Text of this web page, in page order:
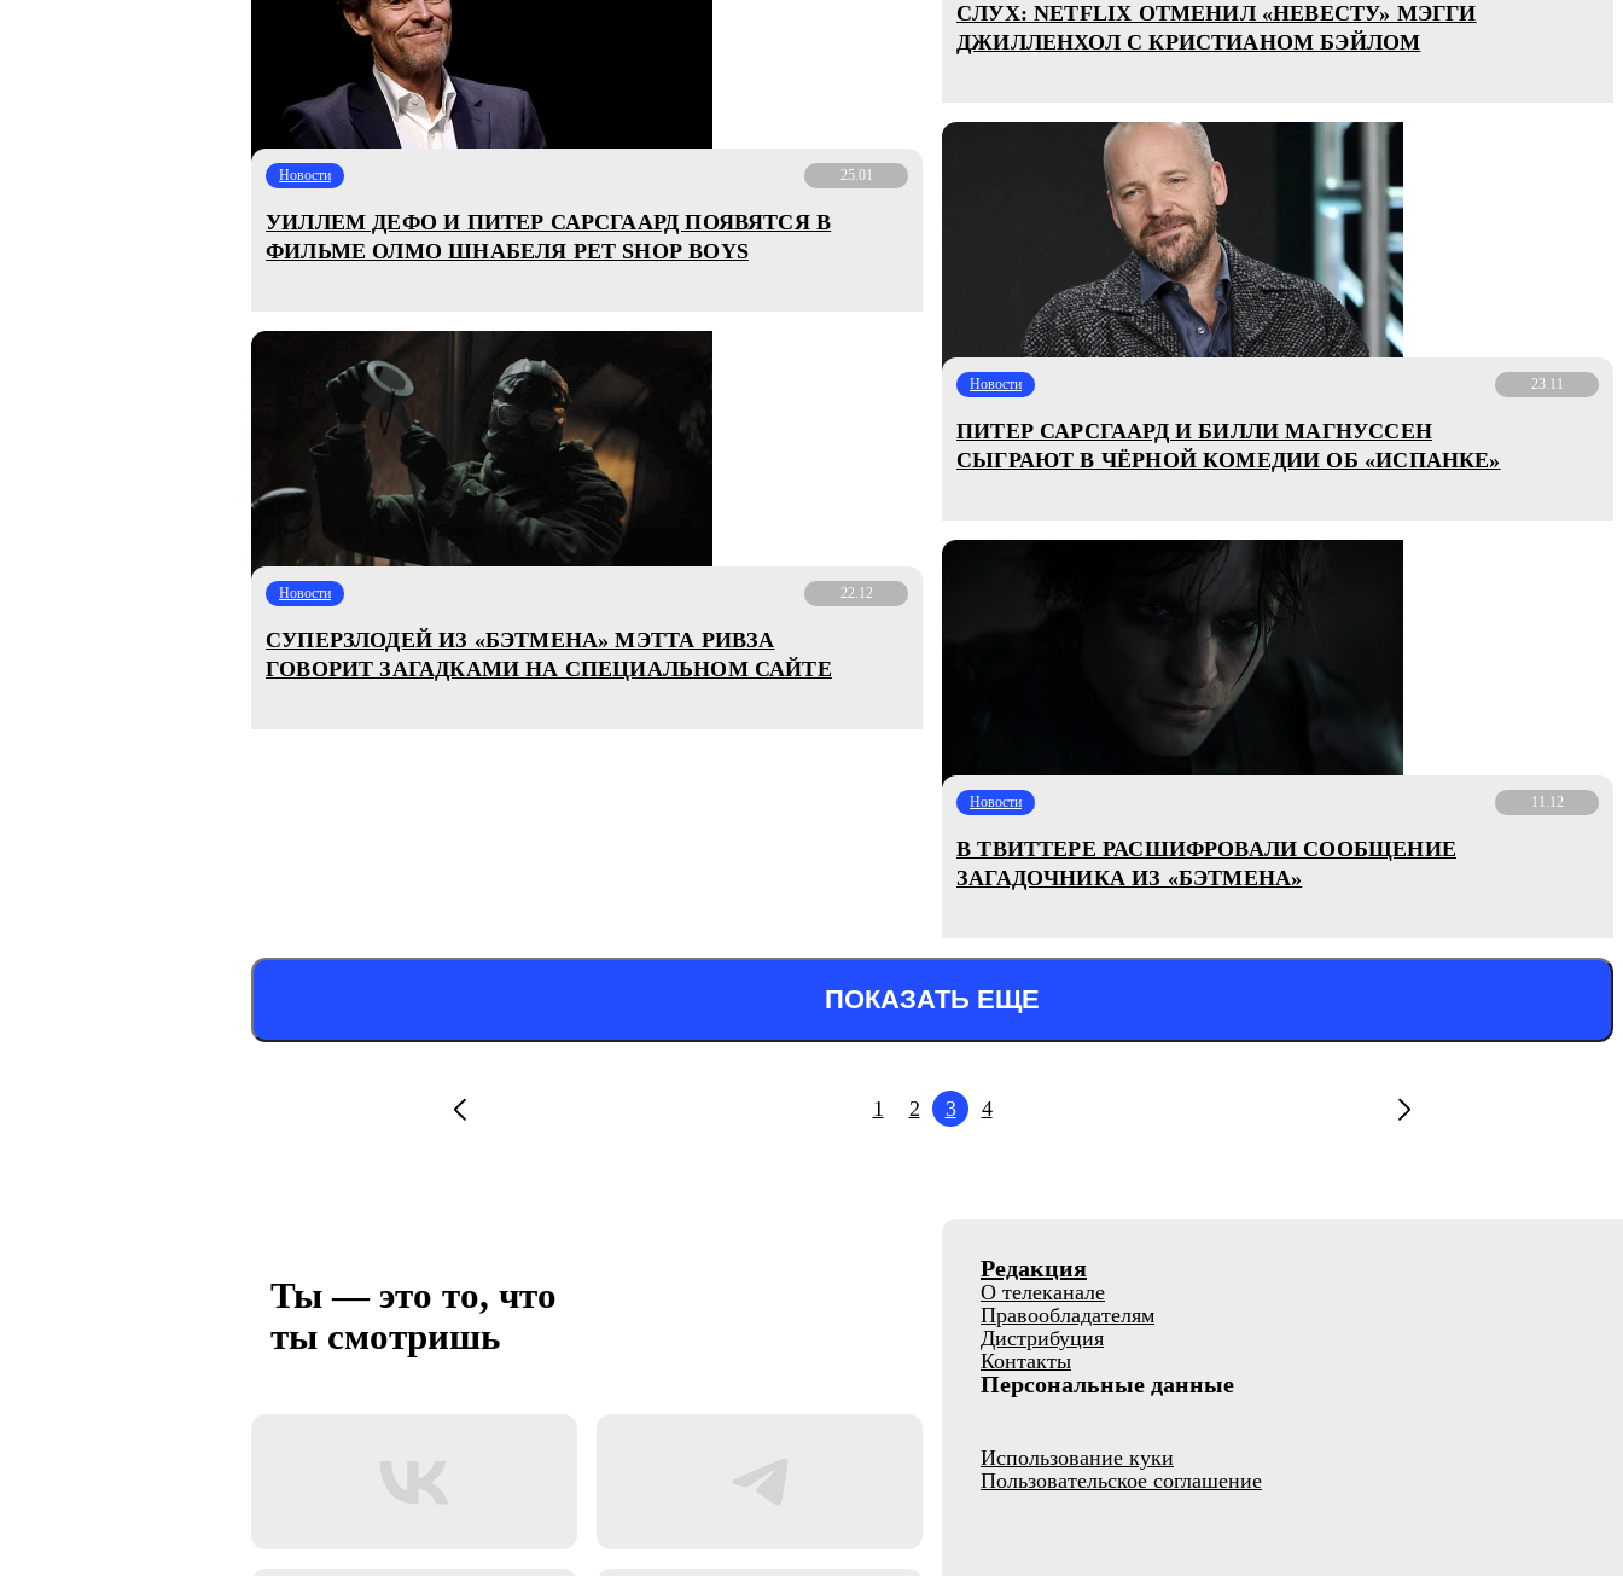
СЛУХ: NETFLIX ОТМЕНИЛ «НЕВЕСТУ» МЭГГИ
ДЖИЛЛЕНХОЛ С КРИСТИАНОМ БЭЙЛОМ
Новости 25.01
УИЛЛЕМ ДЕФО И ПИТЕР САРСГААРД ПОЯВЯТСЯ В
ФИЛЬМЕ ОЛМО ШНАБЕЛЯ PET SHOP BOYS
Новости 23.11
ПИТЕР САРСГААРД И БИЛЛИ МАГНУССЕН
СЫГРАЮТ В ЧЁРНОЙ КОМЕДИИ ОБ «ИСПАНКЕ»
Новости 22.12
СУПЕРЗЛОДЕЙ ИЗ «БЭТМЕНА» МЭТТА РИВЗА
ГОВОРИТ ЗАГАДКАМИ НА СПЕЦИАЛЬНОМ САЙТЕ
Новости 11.12
В ТВИТТЕРЕ РАСШИФРОВАЛИ СООБЩЕНИЕ
ЗАГАДОЧНИКА ИЗ «БЭТМЕНА»
ПОКАЗАТЬ ЕЩЕ
1 2 3 4
Ты — это то, что
ты смотришь
Редакция
О телеканале
Правообладателям
Дистрибуция
Контакты
Персональные данные
Использование куки
Пользовательское соглашение